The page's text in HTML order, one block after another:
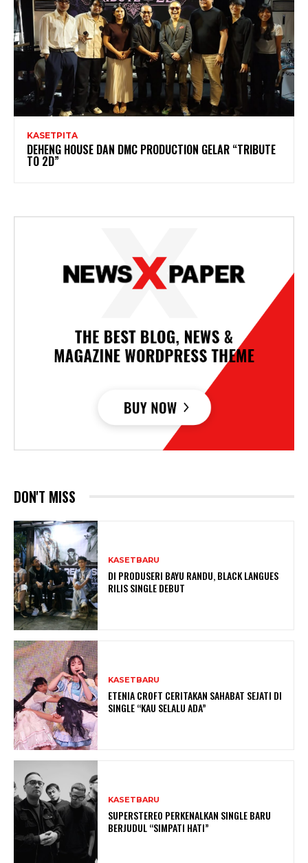
KASETPITA
DEHENG HOUSE DAN DMC PRODUCTION GELAR “TRIBUTE
TO 2D”
DON'T MISS
KASETBARU
DI PRODUSERI BAYU RANDU, BLACK LANGUES
RILIS SINGLE DEBUT
KASETBARU
ETENIA CROFT CERITAKAN SAHABAT SEJATI DI
SINGLE “KAU SELALU ADA”
KASETBARU
SUPERSTEREO PERKENALKAN SINGLE BARU
BERJUDUL “SIMPATI HATI”